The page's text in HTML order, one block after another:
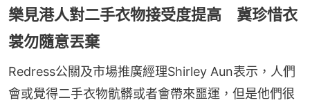
樂見港人對二手衣物接受度提高 冀珍惜衣
裳勿隨意丟棄
Redress公關及市場推廣經理Shirley Aun表示，人們
會或覺得二手衣物骯髒或者會帶來噩運，但是他們很